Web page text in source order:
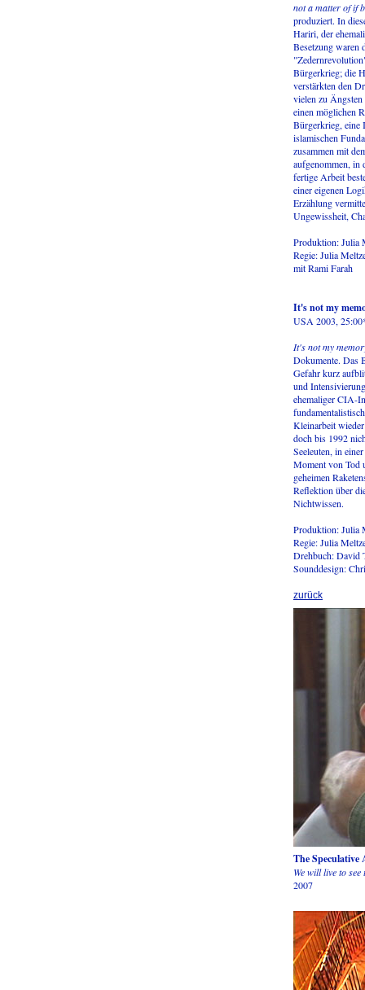
not a matter of if
produziert. In
Hariri, der
Besetzung waren
Bürgerkrieg; die
verstärkten den
vielen zu Ängsten
einen möglichen
Bürgerkrieg, eine
islamischen
zusammen mit
aufgenommen, in
fertige Arbeit
einer eigenen
Erzählung
Ungewissheit,
Produktion: Julia
Regie: Julia
mit Rami Farah
It's not my
USA 2003,
It's not my
Dokumente. Das
Gefahr kurz
und
ehemaliger CIA-
Kleinarbeit
doch bis 1992
Seeleuten, in
Moment von Tod
geheimen
Reflektion über
Nichtwissen.
Produktion: Julia
Regie: Julia
Drehbuch: David
Sounddesign:
zurück
The
We will live to
2007